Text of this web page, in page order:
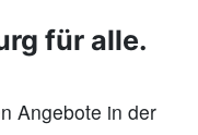
für alle.
Angebote in der